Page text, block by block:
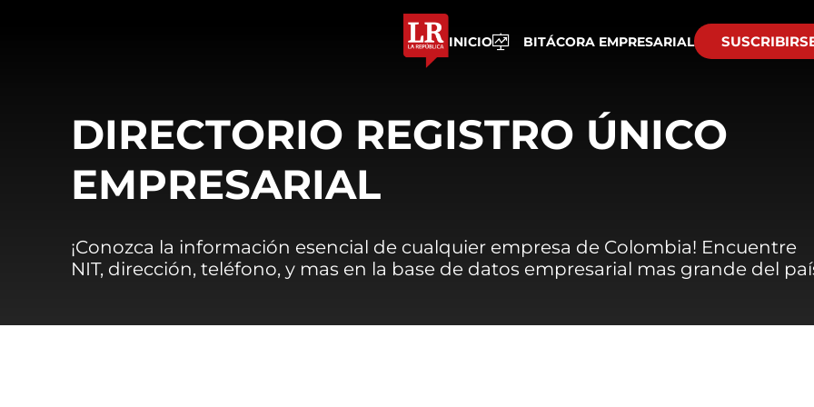
INICIO BITÁCORA EMPRESARIAL
DIRECTORIO REGISTRO ÚNICO
EMPRESARIAL
¡Conozca la información esencial de cualquier empresa de Colombia! Encuentre
NIT, dirección, teléfono, y mas en la base de datos empresarial mas grande del